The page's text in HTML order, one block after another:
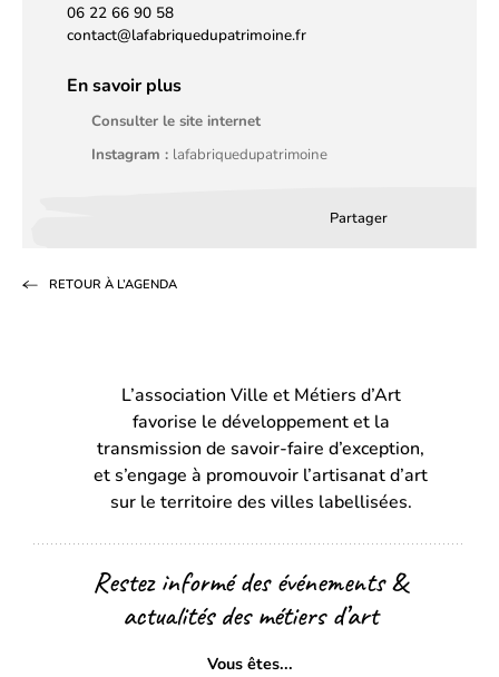
06 22 66 90 58
contact@lafabriquedupatrimoine.fr
En savoir plus
Consulter le site internet
Instagram : lafabriquedupatrimoine
Partager
un
onglet)onglet)
RETOUR À L’AGENDA
L’association Ville et Métiers d’Art
favorise le développement et la
transmission de savoir-faire d’exception,
et s’engage à promouvoir l’artisanat d’art
sur le territoire des villes labellisées.
Restez informé des événements &
actualités des métiers d’art
Vous êtes...